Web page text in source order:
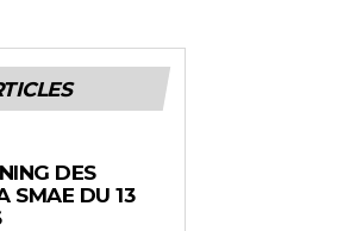
DES
SMAE DU 13